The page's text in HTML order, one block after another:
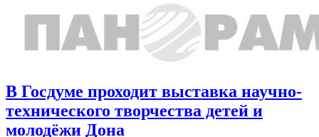
В Госдуме проходит выставка научно-
технического творчества детей и
молодёжи Дона